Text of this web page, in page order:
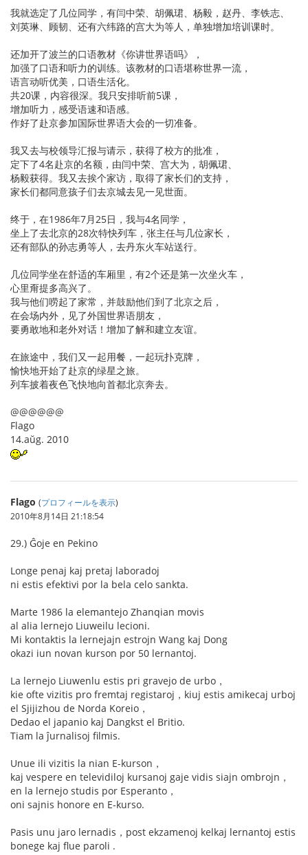
我就选定了几位同学，有闫中荣、胡佩珺、杨毅，赵丹、李铁志、
刘英琳、顾韧、还有六纬路的宫大为等人，单独增加培训课时。
还加开了波兰的口语教材《你讲世界语吗》，
加强了口语和听力的训练。该教材的口语堪称世界一流，
语言动听优美，口语生活化。
共20课，内容很深。我只安排听前5课，
增加听力，感受语速和语感。
作好了赴京参加国际世界语大会的一切准备。
我又去与校领导汇报与请示，获得了校方的批准，
定下了4名赴京的名额，由闫中荣、宫大为，胡佩珺、
杨毅获得。我又去挨个家访，取得了家长们的支持，
家长们都同意孩子们去京城去见一见世面。
终于，在1986年7月25日，我与4名同学，
坐上了去北京的28次特快列车，张主任与几位家长，
还有部队的孙志勇等人，去丹东火车站送行。
几位同学坐在舒适的车厢里，有2个还是第一次坐火车，
心里甭提多高兴了。
我与他们唠起了家常，并鼓励他们到了北京之后，
在会场内外，见了外国世界语朋友，
要勇敢地和老外对话！增加了解和建立友谊。
在旅途中，我们又一起用餐，一起玩扑克牌，
愉快地开始了赴京的绿星之旅。
列车披着夜色飞快地向首都北京奔去。
@@@@@@
Flago
14.aŭg. 2010
Flago (プロフィールを表示)
2010年8月14日 21:18:54
29.) Ĝoje en Pekino
Longe penaj kaj pretaj laboradoj
ni estis efektivi por la bela celo sankta.
Marte 1986 la elemantejo Zhanqian movis
al alia lernejo Liuweilu lecioni.
Mi kontaktis la lernejajn estrojn Wang kaj Dong
okazi iun novan kurson por 50 lernantoj.
La lernejo Liuwenlu estis pri gravejo de urbo，
kie ofte vizitis pro fremtaj registaroj，kiuj estis amikecaj urboj
el Sjijizhou de Norda Koreio，
Dedao el japanio kaj Dangkst el Britio.
Tiam la ĵurnalisoj filmis.
Unue ili vizitis la nian E-kurson，
kaj vespere en televidiloj kursanoj gaje vidis siajn ombrojn，
en la lernejo studis por Esperanto，
oni sajnis honore en E-kurso.
Pasis unu jaro lernadis，post ekzamenoj kelkaj lernantoj estis
bonege kaj flue paroli .